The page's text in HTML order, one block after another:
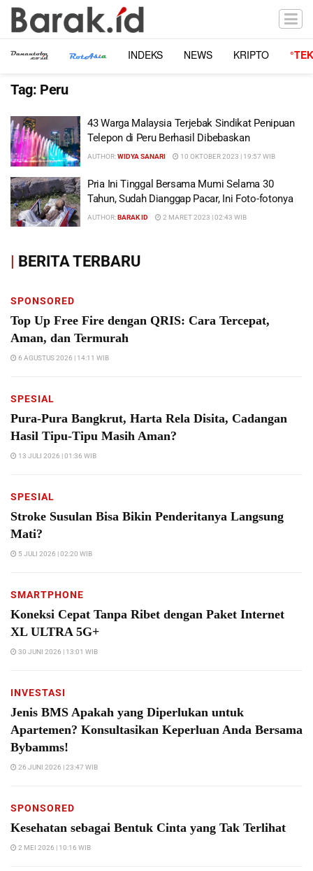
INDEKS NEWS KRIPTO
Tag: Peru
43 Warga Malaysia Terjebak Sindikat Penipuan
Telepon di Peru Berhasil Dibebaskan
AUTHOR:WIDYA SANARI 10 OKTOBER 2023 | 19:57 WIB
Pria Ini Tinggal Bersama Mumi Selama 30
Tahun, Sudah Dianggap Pacar, Ini Foto-fotonya
AUTHOR:BARAK ID 2 MARET 2023 | 02:43 WIB
| BERITA TERBARU
SPONSORED
Top Up Free Fire dengan QRIS: Cara Tercepat,
Aman, dan Termurah
6 AGUSTUS 2026 | 14:11 WIB
SPESIAL
Pura-Pura Bangkrut, Harta Rela Disita, Cadangan
Hasil Tipu-Tipu Masih Aman?
13 JULI 2026 | 01:36 WIB
SPESIAL
Stroke Susulan Bisa Bikin Penderitanya Langsung
Mati?
5 JULI 2026 | 02:20 WIB
SMARTPHONE
Koneksi Cepat Tanpa Ribet dengan Paket Internet
XL ULTRA 5G+
30 JUNI 2026 | 13:01 WIB
INVESTASI
Jenis BMS Apakah yang Diperlukan untuk
Apartemen? Konsultasikan Keperluan Anda Bersama
Bybamms!
26 JUNI 2026 | 23:47 WIB
SPONSORED
Kesehatan sebagai Bentuk Cinta yang Tak Terlihat
2 MEI 2026 | 10:16 WIB